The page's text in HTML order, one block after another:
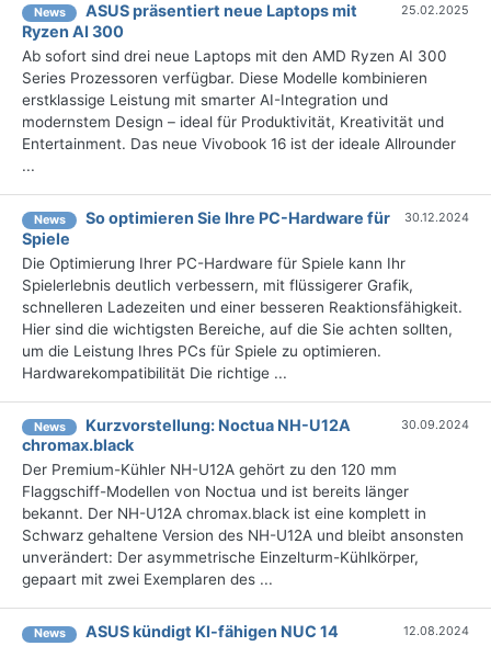
News
ASUS präsentiert neue Laptops mit
Ryzen AI 300
25.02.2025
Ab sofort sind drei neue Laptops mit den AMD Ryzen AI 300
Series Prozessoren verfügbar. Diese Modelle kombinieren
erstklassige Leistung mit smarter AI-Integration und
modernstem Design – ideal für Produktivität, Kreativität und
Entertainment. Das neue Vivobook 16 ist der ideale Allrounder
...
News
So optimieren Sie Ihre PC-Hardware für
Spiele
30.12.2024
Die Optimierung Ihrer PC-Hardware für Spiele kann Ihr
Spielerlebnis deutlich verbessern, mit flüssigerer Grafik,
schnelleren Ladezeiten und einer besseren Reaktionsfähigkeit.
Hier sind die wichtigsten Bereiche, auf die Sie achten sollten,
um die Leistung Ihres PCs für Spiele zu optimieren.
Hardwarekompatibilität Die richtige ...
News
Kurzvorstellung: Noctua NH-U12A
chromax.black
30.09.2024
Der Premium-Kühler NH-U12A gehört zu den 120 mm
Flaggschiff-Modellen von Noctua und ist bereits länger
bekannt. Der NH-U12A chromax.black ist eine komplett in
Schwarz gehaltene Version des NH-U12A und bleibt ansonsten
unverändert: Der asymmetrische Einzelturm-Kühlkörper,
gepaart mit zwei Exemplaren des ...
News
ASUS kündigt KI-fähigen NUC 14
12.08.2024